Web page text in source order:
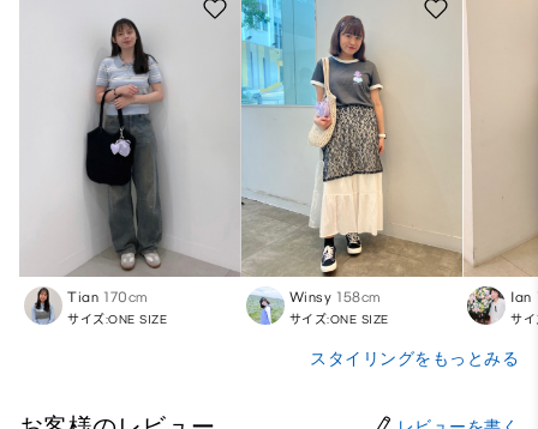
Tian 170cm
サイズ:ONE SIZE
Winsy 158cm
サイズ:ONE SIZE
Ian
サ
スタイリングをもっとみる